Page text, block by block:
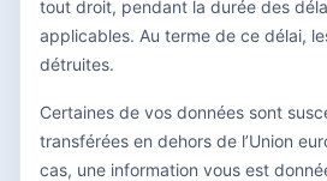
tout droit, pendant la durée des
applicables. Au terme de ce délai,
détruites.
Certaines de vos données sont
transférées en dehors de l’Union
cas, une information vous est